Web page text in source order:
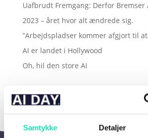
Samtykke Detaljer
Uafbrudt Fremgang: Derfor Bremser
2023 – året hvor alt ændrede sig.
”Arbejdspladser kommer afgjort til
AI er landet i Hollywood
Oh, hil den store AI
Recent Comments